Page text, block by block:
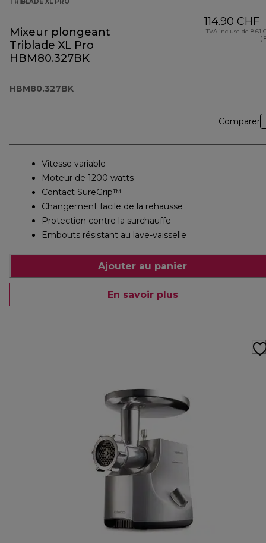
TRIBLADE XL PRO
Mixeur plongeant
Triblade XL Pro
HBM80.327BK
HBM80.327BK
114.90 CHF
TVA incluse de 8.61
(
Comparer
Vitesse variable
Moteur de 1200 watts
Contact SureGrip™
Changement facile de la rehausse
Protection contre la surchauffe
Embouts résistant au lave-vaisselle
Ajouter au panier
En savoir plus